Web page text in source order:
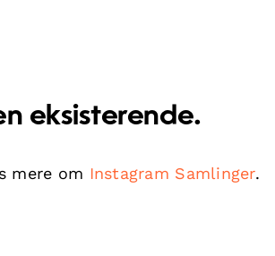
eksisterende.
mere om Instagram Samlinger.